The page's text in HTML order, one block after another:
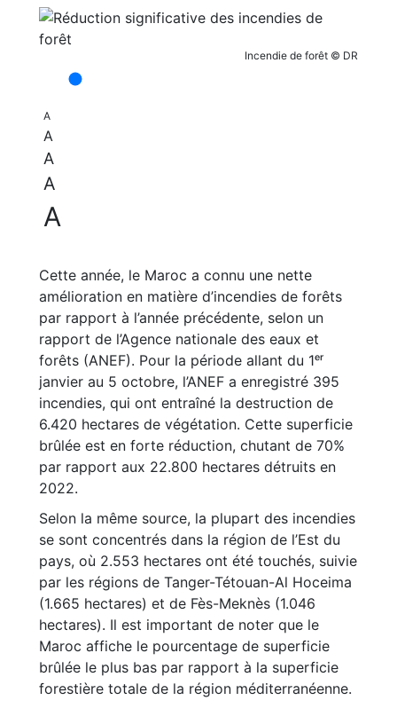
Incendie de forêt © DR
A
A
A
A
A
Cette année, le Maroc a connu une nette
amélioration en matière d’incendies de forêts
par rapport à l’année précédente, selon un
rapport de l’Agence nationale des eaux et
forêts (ANEF). Pour la période allant du 1ᵉʳ
janvier au 5 octobre, l’ANEF a enregistré 395
incendies, qui ont entraîné la destruction de
6.420 hectares de végétation. Cette superficie
brûlée est en forte réduction, chutant de 70%
par rapport aux 22.800 hectares détruits en
2022.
Selon la même source, la plupart des incendies
se sont concentrés dans la région de l’Est du
pays, où 2.553 hectares ont été touchés, suivie
par les régions de Tanger-Tétouan-Al Hoceima
(1.665 hectares) et de Fès-Meknès (1.046
hectares). Il est important de noter que le
Maroc affiche le pourcentage de superficie
brûlée le plus bas par rapport à la superficie
forestière totale de la région méditerranéenne.